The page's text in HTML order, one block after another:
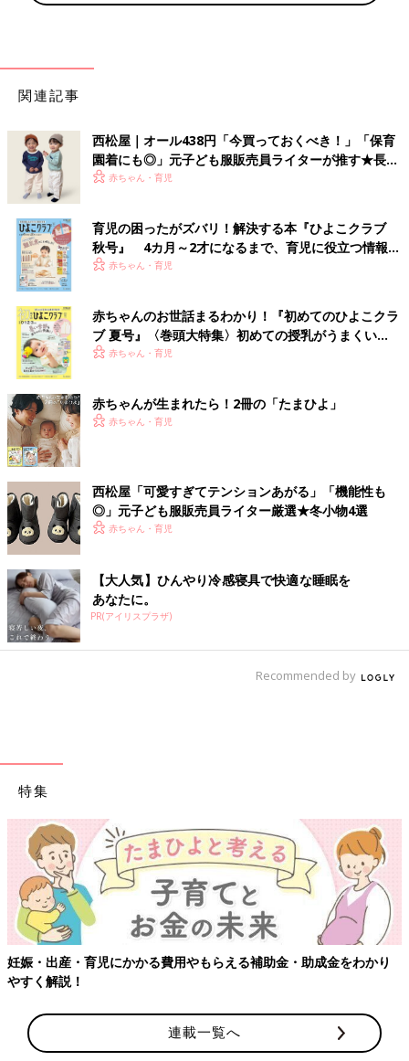
関連記事
西松屋｜オール438円「今買っておくべき！」「保育
園着にも◎」元子ども服販売員ライターが推す★長袖
Tシャツ5選
赤ちゃん・育児
育児の困ったがズバリ！解決する本『ひよこクラブ
秋号』 4カ月～2才になるまで、育児に役立つ情報が
いっぱい！
赤ちゃん・育児
赤ちゃんのお世話まるわかり！『初めてのひよこクラ
ブ 夏号』〈巻頭大特集〉初めての授乳がうまくい
く！ おっぱい・ミルクの基本と夏のトラブル 解決テ
赤ちゃん・育児
赤ちゃんが生まれたら！2冊の「たまひよ」
赤ちゃん・育児
西松屋「可愛すぎてテンションあがる」「機能性も
◎」元子ども服販売員ライター厳選★冬小物4選
赤ちゃん・育児
【大人気】ひんやり冷感寝具で快適な睡眠を
あなたに。
PR(アイリスプラザ)
Recommended by
特集
妊娠・出産・育児にかかる費用やもらえる補助金・助成金をわかり
やすく解説！
連載一覧へ